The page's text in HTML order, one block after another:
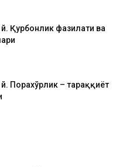
Қурбонлик фазилати ва
Порахўрлик – тараққиёт